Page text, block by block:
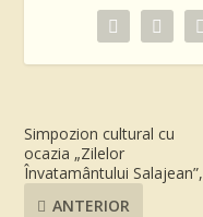
Simpozion cultural cu
ocazia „Zilelor
Învatamântului Salajean”,
ANTERIOR